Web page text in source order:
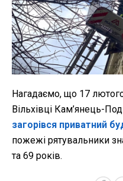
Нагадаємо, що 17
Вільхівці Кам’янець-
загорівся приватний
пожежі рятувальники
та 69 років.